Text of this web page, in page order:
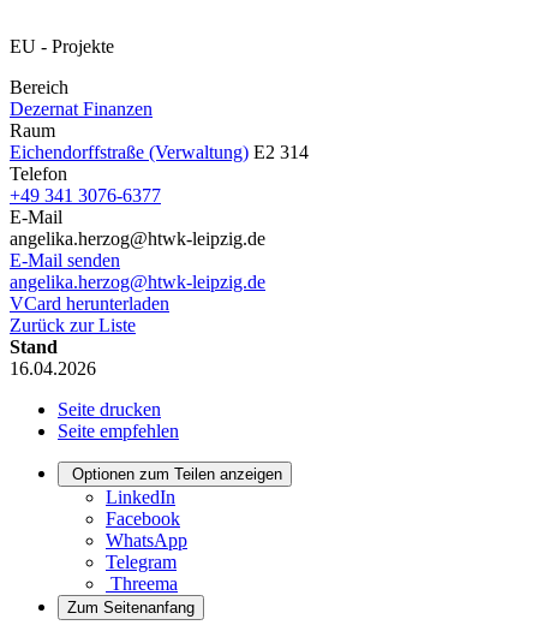
EU - Projekte
Bereich
Dezernat Finanzen
Raum
Eichendorffstraße (Verwaltung) E2 314
Telefon
+49 341 3076-6377
E-Mail
angelika.herzog@htwk-leipzig.de
E-Mail senden
angelika.herzog@htwk-leipzig.de
VCard herunterladen
Zurück zur Liste
Stand
16.04.2026
Seite drucken
Seite empfehlen
Optionen zum Teilen anzeigen
LinkedIn
Facebook
WhatsApp
Telegram
Threema
Zum Seitenanfang